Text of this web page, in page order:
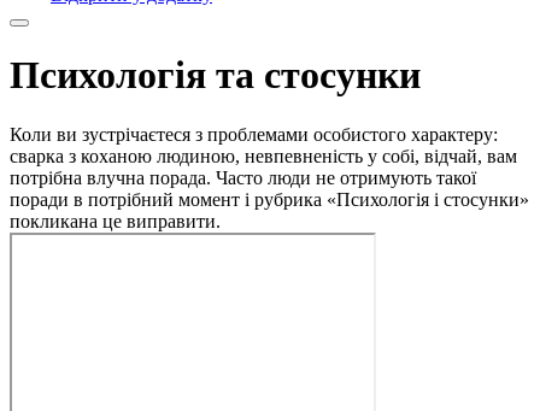
Психологія та стосунки
Коли ви зустрічаєтеся з проблемами особистого характеру:
сварка з коханою людиною, невпевненість у собі, відчай, вам
потрібна влучна порада. Часто люди не отримують такої
поради в потрібний момент і рубрика «Психологія і стосунки»
покликана це виправити.